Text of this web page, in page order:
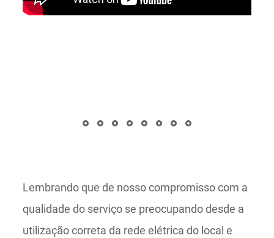
Lembrando que de nosso compromisso com a
qualidade do serviço se preocupando desde a
utilização correta da rede elétrica do local e